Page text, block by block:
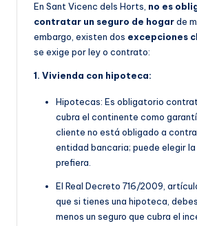
En Sant Vicenc dels Horts, no es
contratar un seguro de hogarde
embargo, existen dos excepciones
se exige por ley o contrato:
1. Vivienda con hipoteca:
Hipotecas: Es obligatorio
cubra el continente como
cliente no está obligado a
entidad bancaria; puede elegir
prefiera.
El Real Decreto 716/2009,
que si tienes una hipoteca,
menos un seguro que cubra el